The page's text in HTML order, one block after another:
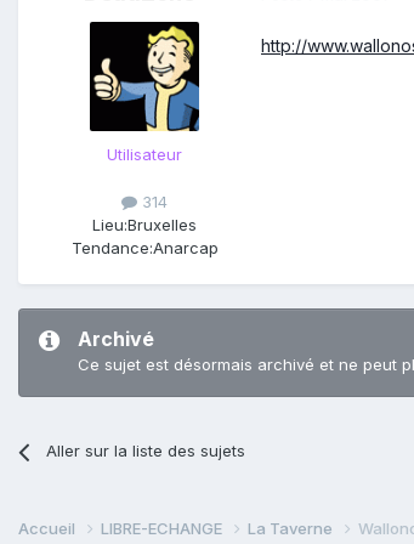
Utilisateur
314
Lieu:Bruxelles
Tendance:Anarcap
http://
Archivé
Ce sujet est désormais archivé et ne peut
Aller sur la liste des sujets
Accueil LIBRE-ECHANGE La Taverne